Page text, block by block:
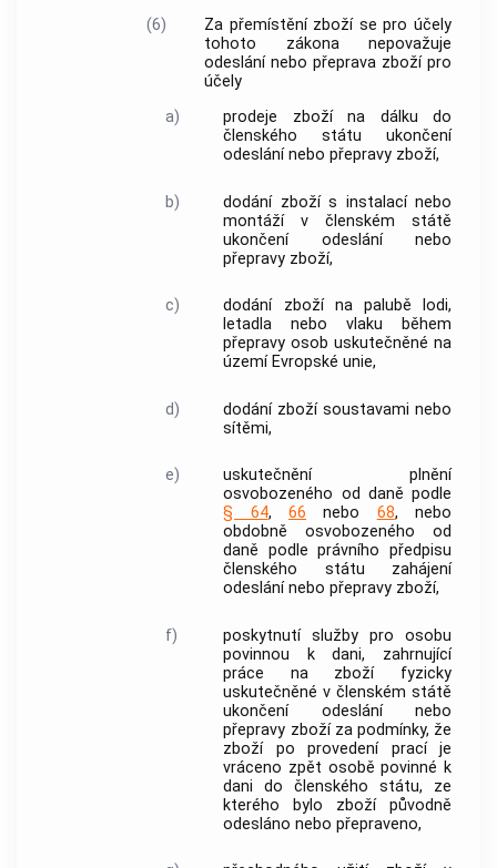
(6)
Za přemístění zbožíse pro účely
tohoto zákona nepovažuje
odeslání nebo přeprava zboží pro
účely
a)
prodeje zboží na dálku do
členského státu ukončení
odeslání nebo přepravy zboží,
b) dodání zbožís instalací nebo
montáží včlenském státě
ukončení odeslání nebo
přepravy zboží,
c) dodání zbožína palubě lodi,
letadla nebo vlaku během
přepravy osob uskutečněné na
území Evropské unie,
d) dodání zbožísoustavami nebo
sítěmi,
e)
uskutečnění plnění
osvobozeného od daně podle
§ 64,66 nebo 68, nebo
obdobně osvobozeného od
daně podle právního předpisu
členského státu zahájení
odeslání nebo přepravy zboží,
f) poskytnutí služby pro osobu
povinnou k dani, zahrnující
práce na zboží fyzicky
uskutečněné včlenském státě
ukončení odeslání nebo
přepravy zboží za podmínky, že
zboží po provedení prací je
vráceno zpět osobě povinné k
dani dočlenského státu, ze
kterého bylo zboží původně
odesláno nebo přepraveno,